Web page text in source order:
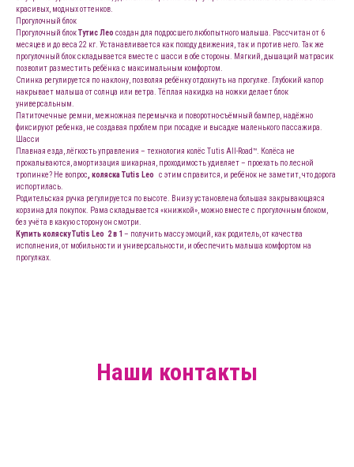
красивых, модных оттенков.
Прогулочный блок
Прогулочный блокТутис Лео создан для подросшего любопытного малыша. Рассчитан от 6
месяцев и до веса 22 кг. Устанавливается как походу движения, так и против него. Так же
прогулочный блок складывается вместе с шасси в обе стороны. Мягкий, дышащий матрасик
позволит разместить ребёнка с максимальным комфортом.
Спинка регулируется по наклону, позволяя ребёнку отдохнуть на прогулке. Глубокий капор
накрывает малыша от солнца или ветра. Тёплая накидка на ножки делает блок
универсальным.
Пятиточечные ремни, межножная перемычка и поворотно-съёмный бампер, надёжно
фиксируют ребенка, не создавая проблем при посадке и высадке маленького пассажира.
Шасси
Плавная езда, лёгкость управления – технология колёс Tutis All-Road™. Колёса не
прокалываются, амортизация шикарная, проходимость удивляет – проехать по лесной
тропинке? Не вопрос , коляска Tutis Leo
с этим справится, и ребёнок не заметит, что дорога
испортилась.
Родительская ручка регулируется по высоте. Внизу установлена большая закрывающаяся
корзина для покупок. Рама складывается «книжкой», можно вместе с прогулочным блоком,
без учёта в какую сторону он смотри.
Купить коляску Tutis Leo 2 в 1 – получить массу эмоций, как родитель, от качества
исполнения, от мобильности и универсальности, и обеспечить малыша комфортом на
прогулках.
Наши контакты